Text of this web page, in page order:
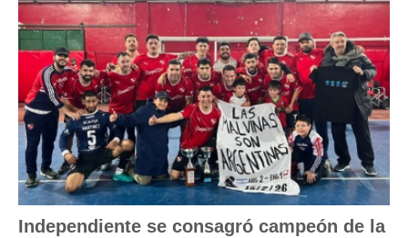
Independiente se consagró campeón de la